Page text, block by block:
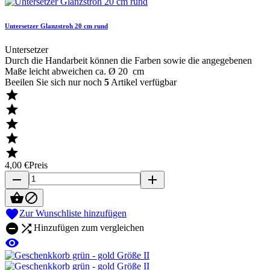
Untersetzer Glanzstroh 20 cm rund
Untersetzer
Durch die Handarbeit können die Farben sowie die angegebenen
Maße leicht abweichen ca. Ø 20 cm
Beeilen Sie sich nur noch 5 Artikel verfügbar





4,00 €Preis
remove
add

Zur Wunschliste hinzufügen
  Hinzufügen zum vergleichen
